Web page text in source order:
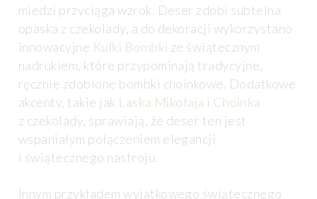
miedzi przyciąga wzrok. Deser zdobi subtelna
opaska z czekolady, a do dekoracji wykorzystano
innowacyjne Kulki Bombki ze świątecznym
nadrukiem, które przypominają tradycyjne,
ręcznie zdobione bombki choinkowe. Dodatkowe
akcenty, takie jak Laska Mikołaja i Choinka
z czekolady, sprawiają, że deser ten jest
wspaniałym połączeniem elegancji
i świątecznego nastroju.
Innym przykładem wyjątkowego świątecznego